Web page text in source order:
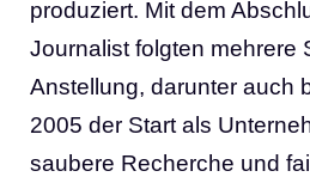
produziert. Mit dem
Journalist folgten mehrere
Anstellung, darunter auch
2005 der Start als
saubere Recherche und